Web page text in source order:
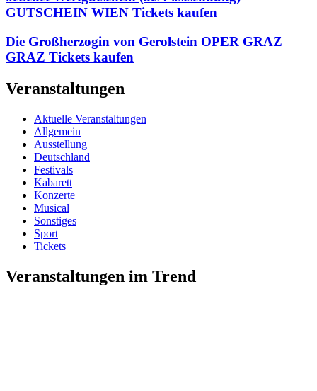
GUTSCHEIN WIEN Tickets kaufen
Die Großherzogin von Gerolstein OPER GRAZ
GRAZ Tickets kaufen
Veranstaltungen
Aktuelle Veranstaltungen
Allgemein
Ausstellung
Deutschland
Festivals
Kabarett
Konzerte
Musical
Sonstiges
Sport
Tickets
Veranstaltungen im Trend